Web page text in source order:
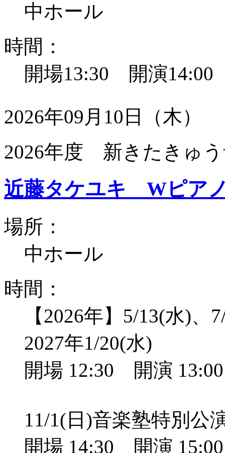
中ホール
時間：
開場13:30 開演14:00
2026年09月10日（木）
2026年度 新きたきゅ
近藤タケユキ Wピア
場所：
中ホール
時間：
【2026年】5/13(水)
2027年1/20(水)
開場 12:30 開演
11/1(日)音楽塾特別公
開場 14:30 開演